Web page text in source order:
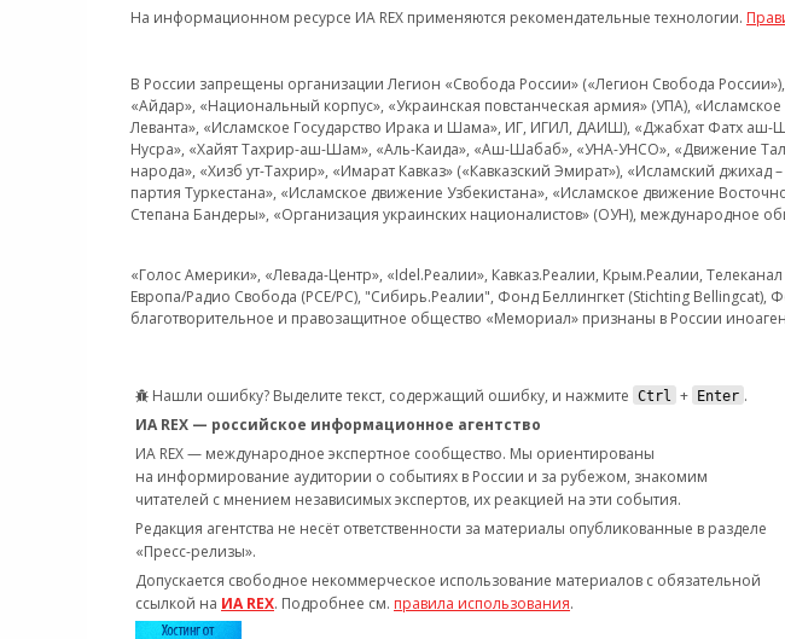
На информационном ресурсе ИА REX применяются рекомендательные технологии.
В России запрещены организации Легион «Свобода России» («Легион Свобода
«Айдар», «Национальный корпус», «Украинская повстанческая армия» (УПА),
Леванта», «Исламское Государство Ирака и Шама», ИГ, ИГИЛ, ДАИШ), «Джабхат Фатх
Нусра», «Хайят Тахрир-аш-Шам», «Аль-Каида», «Аш-Шабаб», «УНА-УНСО», «Движение
народа», «Хизб ут-Тахрир», «Имарат Кавказ» («Кавказский Эмират»), «Исламский
партия Туркестана», «Исламское движение Узбекистана», «Исламское движение
Степана Бандеры», «Организация украинских националистов» (ОУН), международное
«Голос Америки», «Левада-Центр», «Idel.Реалии», Кавказ.Реалии, Крым.Реалии,
Европа/Радио Свобода (PCE/PC), "Сибирь.Реалии", Фонд Беллингкет (Stichting
благотворительное и правозащитное общество «Мемориал» признаны в России
Нашли ошибку? Выделите текст, содержащий ошибку, и нажмите Ctrl + Enter .
ИА REX — российское информационное агентство
ИА REX — международное экспертное сообщество. Мы ориентированы
на информирование аудитории о событиях в России и за рубежом, знакомим
читателей с мнением независимых экспертов, их реакцией на эти события.
Редакция агентства не несёт ответственности за материалы опубликованные в разделе
«Пресс-релизы».
Допускается свободное некоммерческое использование материалов с обязательной
ссылкой на ИА REX. Подробнее см. правила использования.